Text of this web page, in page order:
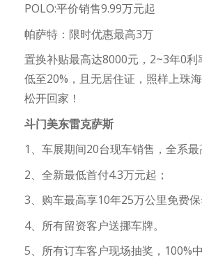
POLO:平价销售9.99万元起
帕萨特：限时优惠最高3万
置换补贴最高达8000元，2~3年0
低至20%，且无居住证，照样上珠
松开回家！
斗门美东雷克萨斯
1、车展期间20台现车销售，全系
2、全新最低首付4.3万元起；
3、购车最高享10年25万公里免费保
4、所有留资客户送挪车牌。
5、所有订车客户现场抽奖，100%中